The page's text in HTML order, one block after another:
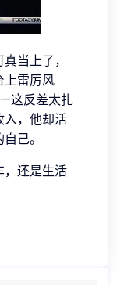
当上了，
上雷厉风
这反差太扎
入，他却活
己。
，还是生活